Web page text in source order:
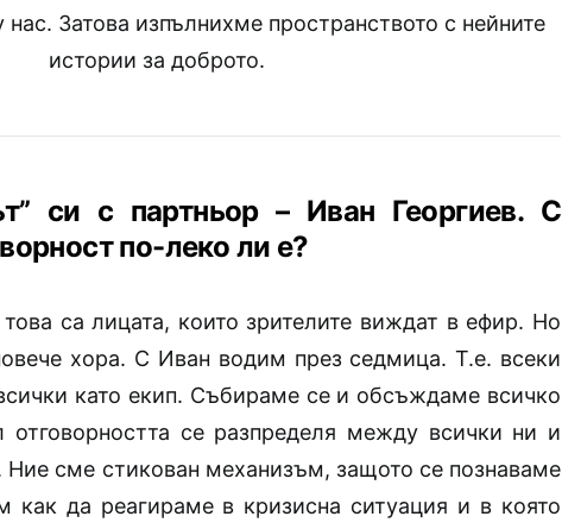
Затова изпълнихме пространството с нейните
истории за доброто.
си с партньор – Иван Георгиев. С
по-леко ли е?
са лицата, които зрителите виждат в ефир. Но
хора. С Иван водим през седмица. Т.е. всеки
като екип. Събираме се и обсъждаме всичко
се разпределя между всички ни и
Ние сме стикован механизъм, защото се познаваме
как да реагираме в кризисна ситуация и в която